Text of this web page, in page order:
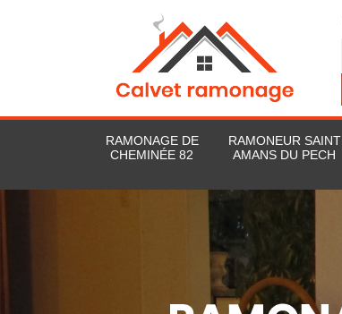
RAMONAGE DE
CHEMINÉE 82
RAMONEUR SAINT
AMANS DU PECH